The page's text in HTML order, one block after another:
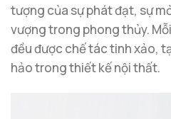
tượng của sự phát đạt, sự
vượng trong phong thủy.
đều được chế tác tinh xảo,
hảo trong thiết kế nội thất.